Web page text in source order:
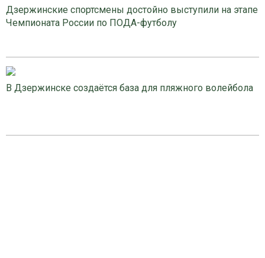
Дзержинские спортсмены достойно выступили на этапе
Чемпионата России по ПОДА-футболу
В Дзержинске создаётся база для пляжного волейбола